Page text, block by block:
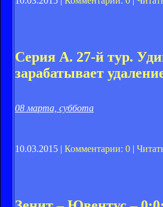
Серия А. 27-й тур.
зарабатывает
08 марта, суббота
10.03.2015 | Комментарии: 0 |